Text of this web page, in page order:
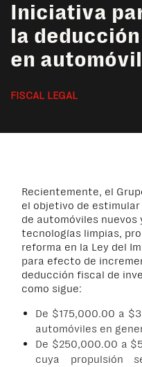
Iniciativa
la
en
FISCAL LEGAL
Recientemente, el
el objetivo de
de automóviles nuevos
tecnologías limpias,
reforma en la Ley del
para efecto de
deducción fiscal de
como sigue:
De $175,000.00 a
automóviles en
De $250,000.00 a
cuya propulsión